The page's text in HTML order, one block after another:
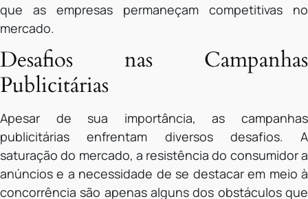
que as empresas permaneçam competitivas no
mercado.
Desafios nas Campanhas
Publicitárias
Apesar de sua importância, as campanhas
publicitárias enfrentam diversos desafios. A
saturação do mercado, a resistência do consumidor a
anúncios e a necessidade de se destacar em meio à
concorrência são apenas alguns dos obstáculos que